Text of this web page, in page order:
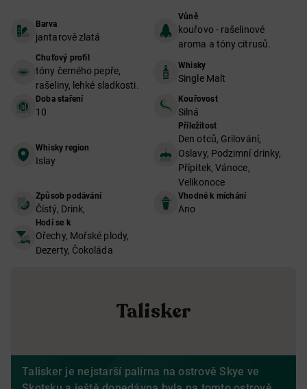
Barva
jantarově zlatá
Vůně
kouřovo - rašelinové
aroma a tóny citrusů.
Chuťový profil
tóny černého pepře,
rašeliny, lehké sladkosti.
Whisky
Single Malt
Doba staření
10
Kouřovost
Silná
Whisky region
Islay
Příležitost
Den otců, Grilování,
Oslavy, Podzimní drinky,
Přípitek, Vánoce,
Velikonoce
Způsob podávání
Čístý, Drink,
Vhodné k míchání
Ano
Hodí se k
Ořechy, Mořské plody,
Dezerty, Čokoláda
Talisker
Talisker je nejstarší palírna na ostrově Skye ve